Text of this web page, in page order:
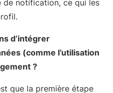
de notification, ce qui les
d’intégrer
(comme l’utilisation
?
que la première étape